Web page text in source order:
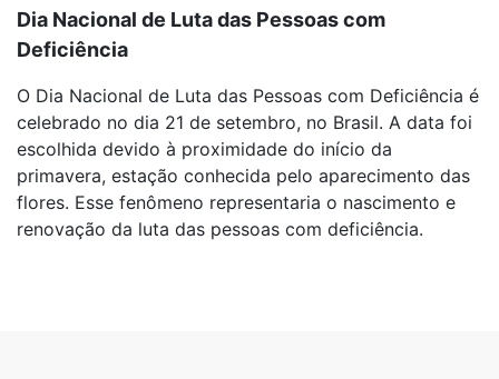
Dia Nacional de Luta das Pessoas com
Deficiência
O Dia Nacional de Luta das Pessoas com Deficiência é
celebrado no dia 21 de setembro, no Brasil. A data foi
escolhida devido à proximidade do início da
primavera, estação conhecida pelo aparecimento das
flores. Esse fenômeno representaria o nascimento e
renovação da luta das pessoas com deficiência.